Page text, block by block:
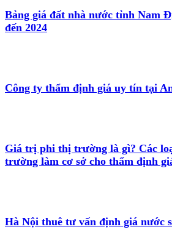
Bảng giá đất nhà nước tỉnh Nam
đến 2024
Công ty thẩm định giá uy tín tại
Giá trị phi thị trường là gì? Các
trường làm cơ sở cho thẩm định
Hà Nội thuê tư vấn định giá nước